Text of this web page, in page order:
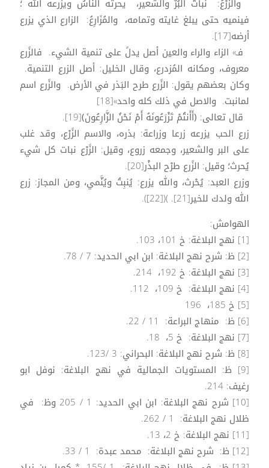
والزًرْعُ: نباتُ البُرِّ والشعير، يحرثه النَّاسُ ويزرعه الله ؛
فينميه حتى يبلغ غايته وتمامه، والمُزَارِعُ: الزارع الذي يزرع
أرضه[17].
فـ» الزاء والراء والعين أصل يدلً على تنمية الشيء. فالزًرع
معروف، ومكانه المُزدرع، وقال الخليل: أصل الزرع التنمية.
وكان بعضهم يقول: الزًرع طرح البَذر في الأرض. والزًرع اسم
لمانبت. والاصل في ذلك كله واحد»[18]
قال تعالى: ﴿أَأَنتُمْ تَزْرَعُونَهُ أَمْ نَحْنُ الزَّارِعُونَ﴾[19].
زرع الحب يزرعه زرعا وزراعة: بذره، والاسم الزًرْع، وقد غلب
على البر والشعير، وجمعه زروع، وقيل: الزًرْع نبات كل شيء
يُحرث؛ وقيل: الزًرع طرْح البذْر[20].
وزرع العبد: يُحْرث، والله يزرع: يُنبِتُ ويُنَّمي، ومن المجاز: زرع
الله ولدك للخير[21]. )([22]).
الهوامش:
[1] نهج البلاغة: خ 101، 103.
[2] ظ: شرح نهج البلاغة: ابن ابي الحديد: 7 / 78.
[3] نهج البلاغة: خ 192، 214.
[4] نهج البلاغة: خ 109، 112.
[5] خ 185، 196
[6] ظ: منهاج البراعة: 11 / 22.
[7] نهج البلاغة: خ 5، 18.
[8] ظ: شرح نهج البلاغة: البحراني: 3 /123.
[9] ظ: المستويات الجمالية في نهج البلاغة: نوفل ابو
رغيف: 214.
[10] شرح نهج البلاغة: ابن ابي الحديد: 1 / 205 وظ: في
ظلال نهج البلاغة: 1 / 262.
[11] نهج البلاغة: خ 2، 13.
[12] ظ: شرح نهج البلاغة: محمد عبدة: 1 / 33.